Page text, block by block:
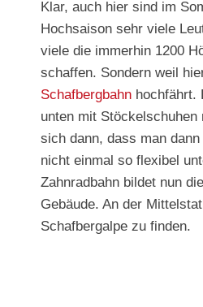
Klar, auch hier sind im
Hochsaison sehr viele
viele die immerhin 1200
schaffen. Sondern weil
Schafbergbahn hochfährt.
unten mit Stöckelschuhen
sich dann, dass man
nicht einmal so flexibel
Zahnradbahn bildet nun
Gebäude. An der
Schafbergalpe zu finden.